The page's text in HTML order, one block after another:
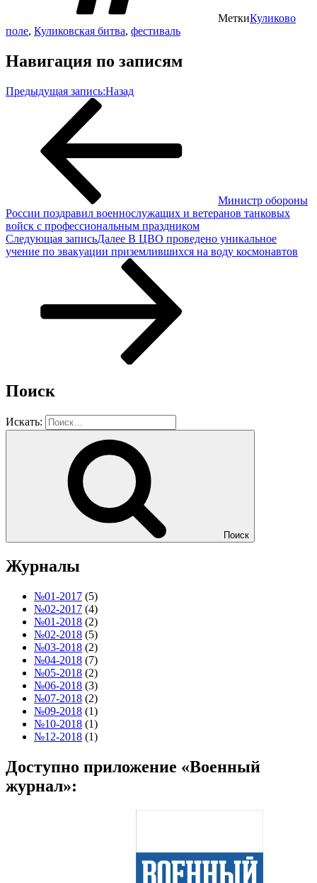
МеткиКуликово
поле, Куликовская битва, фестиваль
Навигация по записям
Предыдущая запись:Назад
Министр обороны
России поздравил военнослужащих и ветеранов танковых
войск с профессиональным праздником
Следующая записьДалее В ЦВО проведено уникальное
учение по эвакуации приземлившихся на воду космонавтов
Поиск
Искать:
Поиск
Журналы
№01-2017 (5)
№02-2017 (4)
№01-2018 (2)
№02-2018 (5)
№03-2018 (2)
№04-2018 (7)
№05-2018 (2)
№06-2018 (3)
№07-2018 (2)
№09-2018 (1)
№10-2018 (1)
№12-2018 (1)
Доступно приложение «Военный
журнал»: